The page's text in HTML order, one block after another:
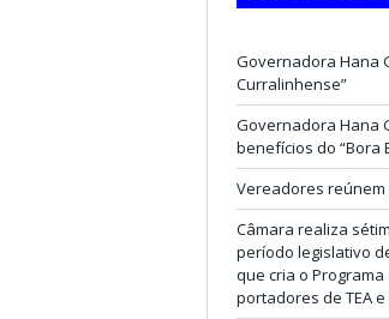
Governadora Hana
Curralinhense”
Governadora Hana
benefícios do “Bora
Vereadores
Câmara realiza
período legislativo
que cria o
portadores de TEA e